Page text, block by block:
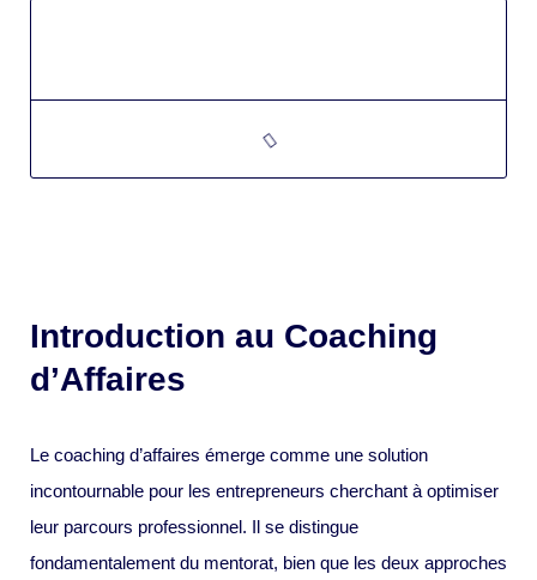
Introduction au Coaching
d’Affaires
Le coaching d’affaires émerge comme une solution
incontournable pour les entrepreneurs cherchant à optimiser
leur parcours professionnel. Il se distingue
fondamentalement du mentorat, bien que les deux approches